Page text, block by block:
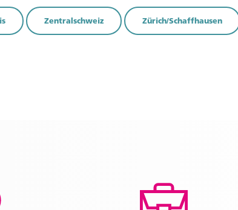
Zentralschweiz Zürich/Schaffhausen
Accedi